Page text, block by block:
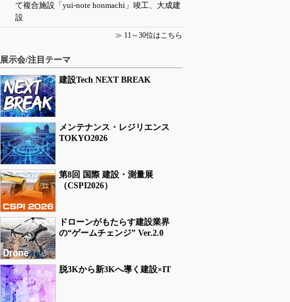
て複合施設「yui-note honmachi」竣工、大成建
設
≫ 11～30位はこちら
展示会/注目テーマ
建設Tech NEXT BREAK
メンテナンス・レジリエンス
TOKYO2026
第8回 国際 建設・測量展
（CSPI2026）
ドローンがもたらす建設業界
の“ゲームチェンジ” Ver.2.0
脱3Kから新3Kへ導く建設×IT